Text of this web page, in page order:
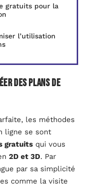
gratuits pour la
l’utilisation
des plans de
les méthodes
ligne se sont
gratuits qui vous
2D et 3D. Par
par sa simplicité
comme la visite